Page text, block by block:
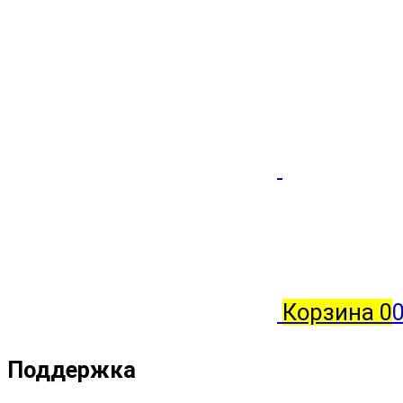
Корзина 0
Поддержка